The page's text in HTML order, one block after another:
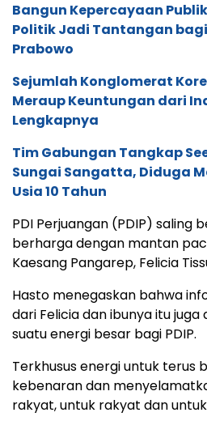
Bangun Kepercayaan
Politik Jadi Tantangan
Prabowo
Sejumlah Konglomerat
Meraup Keuntungan dari
Lengkapnya
Tim Gabungan Tangkap
Sungai Sangatta, Diduga
Usia 10 Tahun
PDI Perjuangan (PDIP) saling
berharga dengan mantan
Kaesang Pangarep, Felicia
Hasto menegaskan bahwa
dari Felicia dan ibunya itu
suatu energi besar bagi PDIP.
Terkhusus energi untuk terus
kebenaran dan
rakyat, untuk rakyat dan